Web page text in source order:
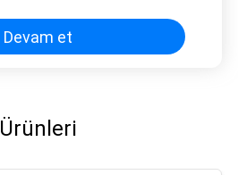
Devam et
Ürünleri